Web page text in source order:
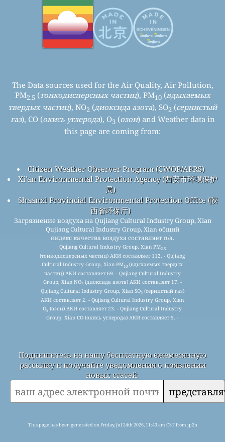
The Data sources used for the Air Quality, Air Pollution,
PM2.5 (тонкодисперсных частиц), PM10(вдыхаемых
твердых частиц), NO2 (диоксида азота), SO2 (сернистый
газ), CO (окись углерода), O3 (озон) and Weather data in
this page are coming from:
Citizen Weather Observer Program (CWOP/APRS)
Xi'an Environmental Protection Agency (西安市环境保护
局)
Shaanxi Provincial Environmental Protection Office (陕
西省环保厅)
Загрязнение воздуха на Qujiang Cultural Industry Group, Xian
Qujiang Cultural Industry Group, Xian общий
индекс качества воздуха составляет n/a.
Qujiang Cultural Industry Group, Xian PM2.5
(тонкодисперсных частиц) АКИ составляет 112. - Qujiang
Cultural Industry Group, Xian PM10 (вдыхаемых твердых
частиц) АКИ составляет 69. - Qujiang Cultural Industry
Group, Xian NO2(диоксида азота) АКИ составляет 17. -
Qujiang Cultural Industry Group, Xian SO2(сернистый газ)
АКИ составляет 2. - Qujiang Cultural Industry Group, Xian
O3 (озон) АКИ составляет 23. - Qujiang Cultural Industry
Group, Xian CO (окись углерода) АКИ составляет 5. -
Подпишитесь на нашу бесплатную ежемесячную
рассылку и получайте уведомления о появлении
новых статей.
This page has been generated on Friday, Jul 24th 2026, 11:43 am CST from jp2n